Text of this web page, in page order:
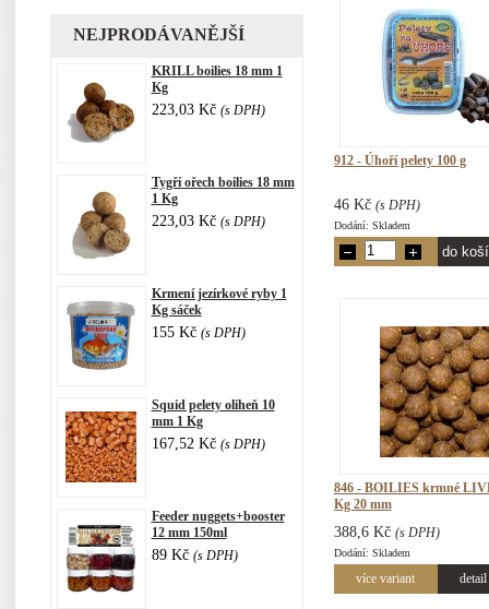
NEJPRODÁVANĚJŠÍ
KRILL boilies 18 mm 1
Kg
223,03 Kč (s DPH)
Tygří ořech boilies 18 mm
1 Kg
223,03 Kč (s DPH)
Krmení jezírkové ryby 1
Kg sáček
155 Kč (s DPH)
Squid pelety oliheň 10
mm 1 Kg
167,52 Kč (s DPH)
Feeder nuggets+booster
12 mm 150ml
89 Kč (s DPH)
912 - Úhoří pelety 100 g
46 Kč (s DPH)
Dodání: Skladem
846 - BOILIES krmné
Kg 20 mm
388,6 Kč (s DPH)
Dodání: Skladem
více variant detail